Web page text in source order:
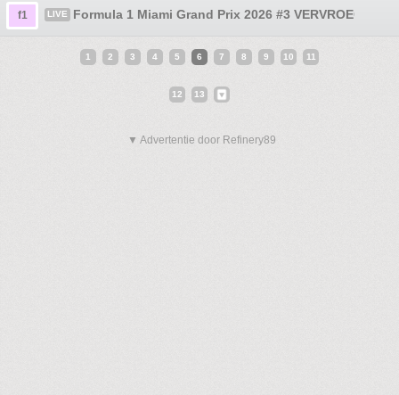
f1 LIVE Formula 1 Miami Grand Prix 2026 #3 VERVROEGD!!!!!
1 2 3 4 5 6 7 8 9 10 11
12 13
▼ Advertentie door Refinery89